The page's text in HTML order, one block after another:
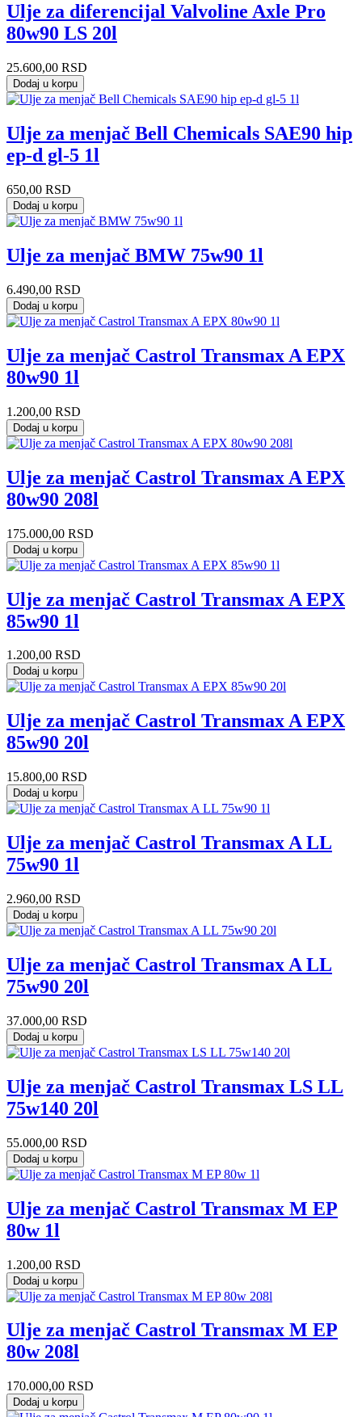
Ulje za diferencijal Valvoline Axle Pro
80w90 LS 20l
25.600,00 RSD
Dodaj u korpu
Ulje za menjač Bell Chemicals SAE90 hip
ep-d gl-5 1l
650,00 RSD
Dodaj u korpu
Ulje za menjač BMW 75w90 1l
6.490,00 RSD
Dodaj u korpu
Ulje za menjač Castrol Transmax A EPX
80w90 1l
1.200,00 RSD
Dodaj u korpu
Ulje za menjač Castrol Transmax A EPX
80w90 208l
175.000,00 RSD
Dodaj u korpu
Ulje za menjač Castrol Transmax A EPX
85w90 1l
1.200,00 RSD
Dodaj u korpu
Ulje za menjač Castrol Transmax A EPX
85w90 20l
15.800,00 RSD
Dodaj u korpu
Ulje za menjač Castrol Transmax A LL
75w90 1l
2.960,00 RSD
Dodaj u korpu
Ulje za menjač Castrol Transmax A LL
75w90 20l
37.000,00 RSD
Dodaj u korpu
Ulje za menjač Castrol Transmax LS LL
75w140 20l
55.000,00 RSD
Dodaj u korpu
Ulje za menjač Castrol Transmax M EP
80w 1l
1.200,00 RSD
Dodaj u korpu
Ulje za menjač Castrol Transmax M EP
80w 208l
170.000,00 RSD
Dodaj u korpu